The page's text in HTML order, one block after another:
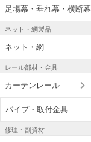
足場幕・垂れ幕・横断幕
ネット・網製品
ネット・網
レール部材・金具
カーテンレール
パイプ・取付金具
修理・副資材